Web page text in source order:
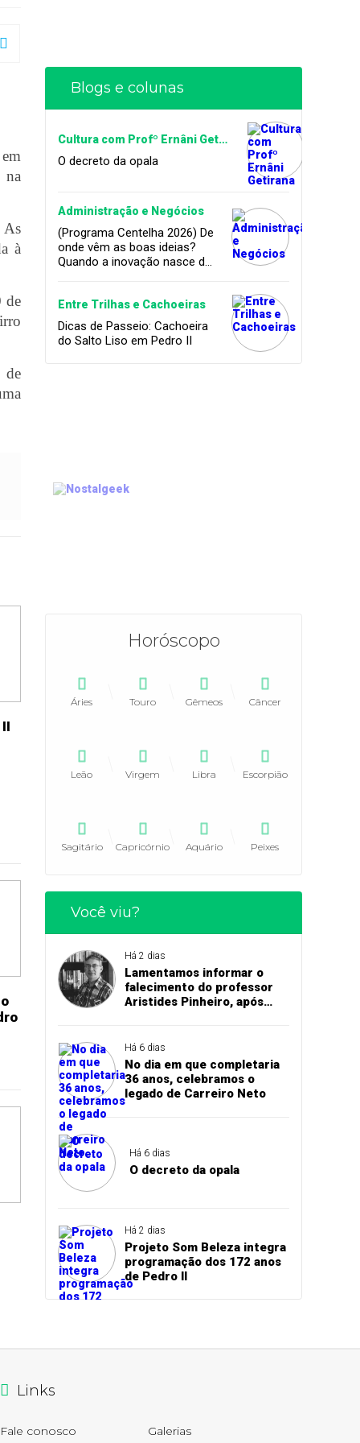
na
As
à
de
de
Blogs e colunas
Cultura com Profº Ernâni Getirana
O decreto da opala
Administração e Negócios
(Programa Centelha 2026) De
onde vêm as boas ideias?
Quando a inovação nasce da
Entre Trilhas e Cachoeiras
Dicas de Passeio: Cachoeira
do Salto Liso em Pedro II
Horóscopo
Áries Touro Gêmeos Câncer
Leão Virgem Libra Escorpião
Sagitário Capricórnio Aquário Peixes
Você viu?
Há 2 dias
Lamentamos informar o
falecimento do professor
Aristides Pinheiro, após
Há 6 dias
No dia em que completaria
36 anos, celebramos o
legado de Carreiro Neto
Há 6 dias
O decreto da opala
Há 2 dias
Projeto Som Beleza integra
programação dos 172 anos
de Pedro II
Links
Fale conosco Galerias